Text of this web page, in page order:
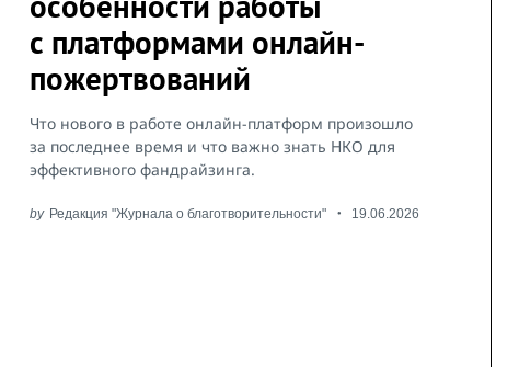
с платформами онлайн-
пожертвований
Что нового в работе онлайн-платформ произошло
за последнее время и что важно знать НКО для
эффективного фандрайзинга.
by Редакция "Журнала о благотворительности" 19.06.2026